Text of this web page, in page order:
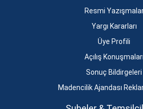
Resmi
Yargı Kararları
Üye Profili
Açılış Konuşmaları
Sonuç Bildirgeleri
Madencilik Ajandası